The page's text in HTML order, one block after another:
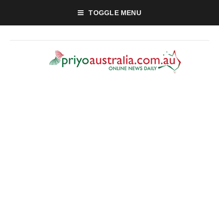
TOGGLE MENU